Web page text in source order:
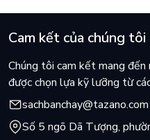
Cam kết của chúng tôi
Chúng tôi cam kết mang đến
được chọn lựa kỹ lưỡng từ
sachbanchay@tazano.com
Số 5 ngõ Dã Tượng,